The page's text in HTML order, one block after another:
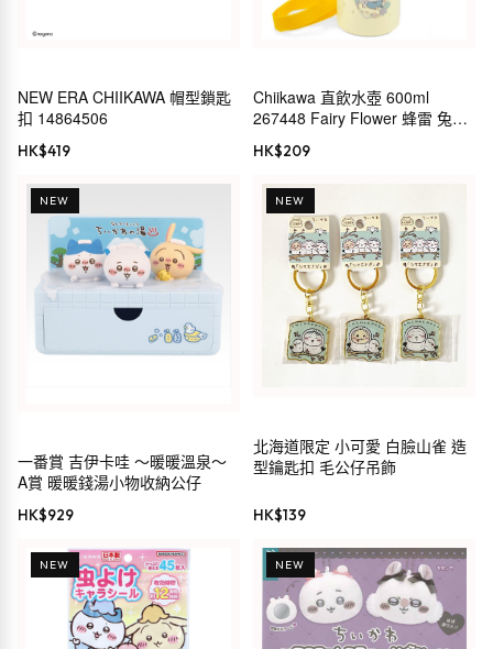
NEW ERA CHIIKAWA 帽型鎖匙
扣 14864506
HK$419
Chiikawa 直飲水壺 600ml
267448 Fairy Flower 蜂雷 兔
CHIIKAWA 小小可愛的東西 長野
HK$209
NEW
一番賞 吉伊卡哇 ～暖暖溫泉～
A賞 暖暖錢湯小物收納公仔
HK$929
NEW
北海道限定 小可愛 白臉山雀 造
型鑰匙扣 毛公仔吊飾
HK$139
NEW NEW